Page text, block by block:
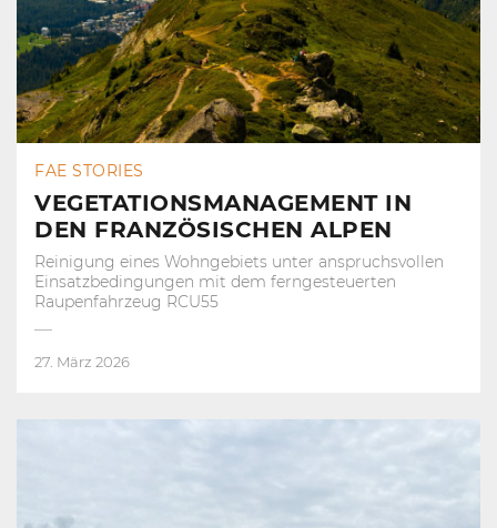
FAE STORIES
VEGETATIONSMANAGEMENT IN
DEN FRANZÖSISCHEN ALPEN
Reinigung eines Wohngebiets unter anspruchsvollen
Einsatzbedingungen mit dem ferngesteuerten
Raupenfahrzeug RCU55
27. März 2026